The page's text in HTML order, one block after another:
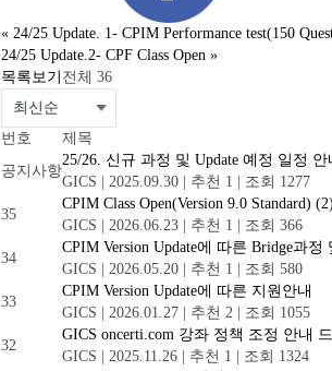
« 24/25 Update. 1- CPIM Performance test(150
24/25 Update.2- CPF Class Open »
목록보기 전체 36
번호 제목
공지사항
25/26. 신규 과정 및 Update 예정 일정
GICS
2025.09.30 추천 1 조회 1277
35
CPIM Class Open(Version 9.0 Standard) (2)
GICS
2026.06.23 추천 1 조회 366
34
CPIM Version Update에 따른 Bridge과
GICS
2026.05.20 추천 1 조회 580
33
CPIM Version Update에 따른 지원안내
GICS
2026.01.27 추천 2 조회 1055
32
GICS oncerti.com 강좌 정책 조정 안내
GICS
2025.11.26 추천 1 조회 1324